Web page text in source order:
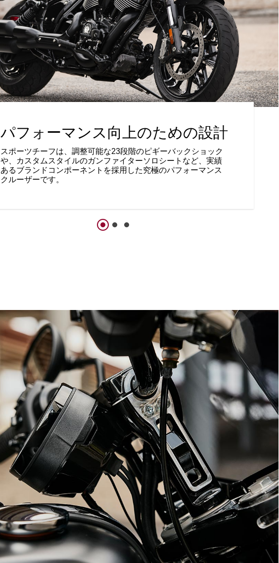
パフォーマンス向上のための設計
スポーツチーフは、調整可能な23段階のピギーバックショック
や、カスタムスタイルのガンファイターソロシートなど、実績
あるブランドコンポーネントを採用した究極のパフォーマンス
クルーザーです。